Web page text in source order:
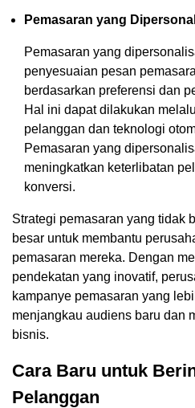
Pemasaran yang
Pemasaran yang
penyesuaian pesan
berdasarkan preferensi dan
Hal ini dapat dilakukan
pelanggan dan teknologi
Pemasaran yang
meningkatkan keterlibatan
konversi.
Strategi pemasaran yang tidak
besar untuk membantu
pemasaran mereka. Dengan
pendekatan yang inovatif,
kampanye pemasaran yang
menjangkau audiens baru dan
bisnis.
Cara Baru untuk
Pelanggan